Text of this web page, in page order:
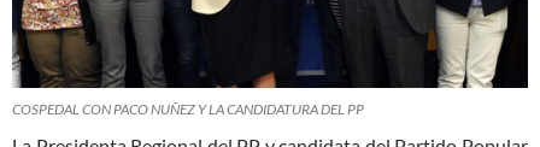
COSPEDAL CON PACO NUÑEZ Y LA CANDIDATURA DEL PP